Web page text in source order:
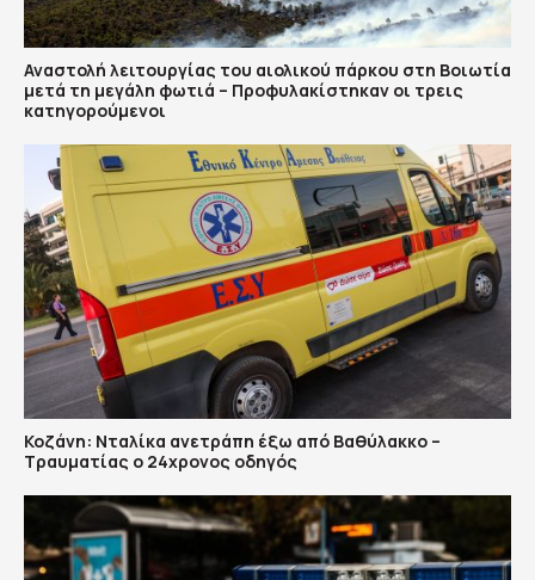
Αναστολή λειτουργίας του αιολικού πάρκου στη Βοιωτία
μετά τη μεγάλη φωτιά – Προφυλακίστηκαν οι τρεις
κατηγορούμενοι
Κοζάνη: Νταλίκα ανετράπη έξω από Βαθύλακκο –
Τραυματίας ο 24χρονος οδηγός